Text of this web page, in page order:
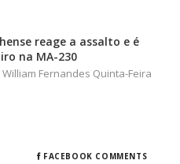
reage a assalto e é
na MA-230
Fernandes Quinta-Feira
FACEBOOK COMMENTS